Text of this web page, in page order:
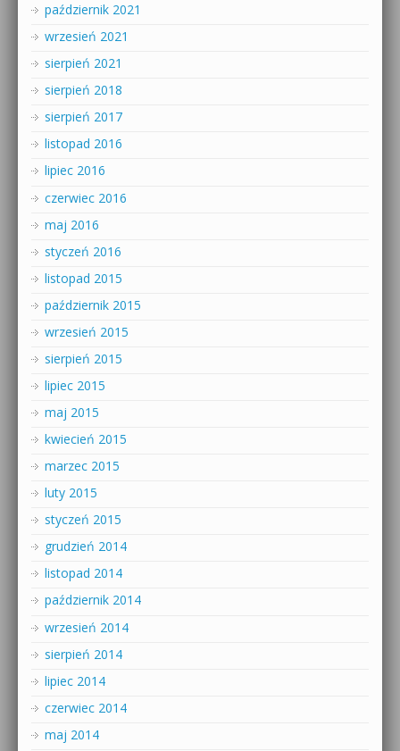
październik 2021
wrzesień 2021
sierpień 2021
sierpień 2018
sierpień 2017
listopad 2016
lipiec 2016
czerwiec 2016
maj 2016
styczeń 2016
listopad 2015
październik 2015
wrzesień 2015
sierpień 2015
lipiec 2015
maj 2015
kwiecień 2015
marzec 2015
luty 2015
styczeń 2015
grudzień 2014
listopad 2014
październik 2014
wrzesień 2014
sierpień 2014
lipiec 2014
czerwiec 2014
maj 2014